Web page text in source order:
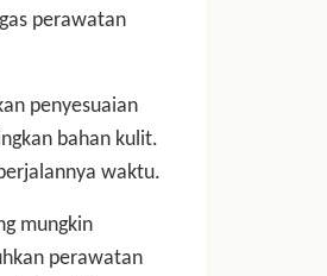
perawatan
penyesuaian
bahan kulit.
waktu.
mungkin
perawatan